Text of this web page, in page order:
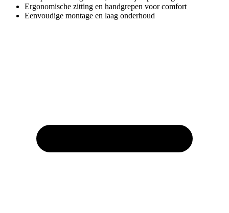
Ergonomische zitting en handgrepen voor comfort
Eenvoudige montage en laag onderhoud